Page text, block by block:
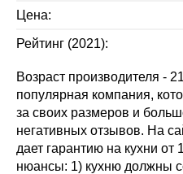
Цена:
Рейтинг (2021):
Возраст производителя -
популярная компания,
за своих размеров и
негативных отзывов. На
дает гарантию на кухни от
нюансы: 1) кухню должны